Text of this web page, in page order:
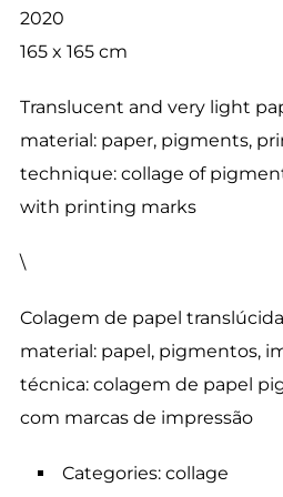
2020
165 x 165 cm
Translucent and very light
material: paper, pigments,
technique: collage of
with printing marks
\
Colagem de papel
material: papel, pigmentos,
técnica: colagem de papel
com marcas de impressão
Categories: collage